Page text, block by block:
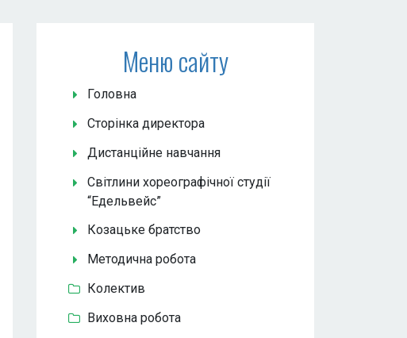
Меню сайту
Головна
Сторінка директора
Дистанційне навчання
Світлини хореографічної студії
“Едельвейс”
Козацьке братство
Методична робота
Колектив
Виховна робота